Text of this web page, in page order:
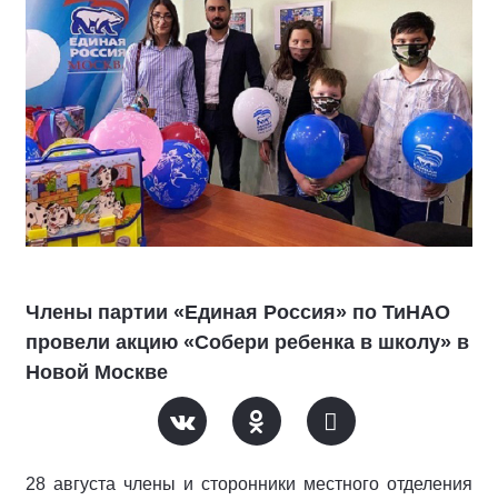
Члены партии «Единая Россия» по ТиНАО
провели акцию «Собери ребенка в школу» в
Новой Москве
28 августа члены и сторонники местного отделения